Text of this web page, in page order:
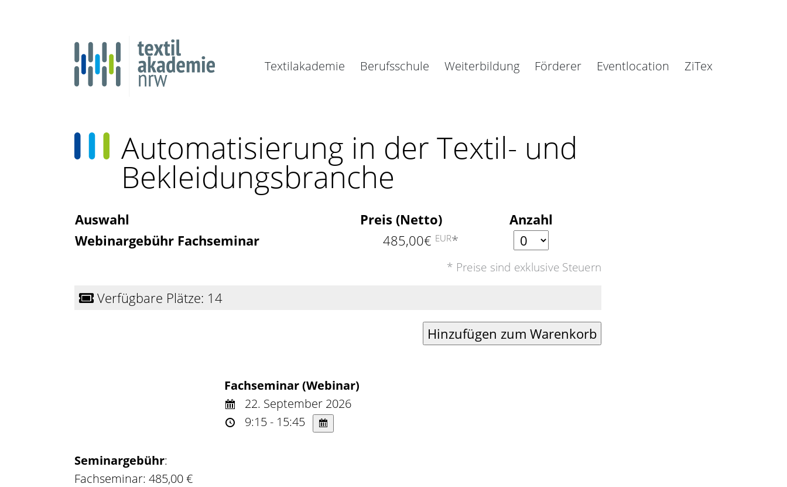
Textilakademie Berufsschule Weiterbildung Förderer Eventlocation ZiTex
Automatisierung in der Textil- und
Bekleidungsbranche
Auswahl Preis (Netto)
Anzahl
Webinargebühr Fachseminar
485,00€ EUR* Anzahl
* Preise sind exklusive Steuern
Verfügbare Plätze: 14
Fachseminar (Webinar)
22. September 2026
9:15 - 15:45
Seminargebühr:
Fachseminar: 485,00 €